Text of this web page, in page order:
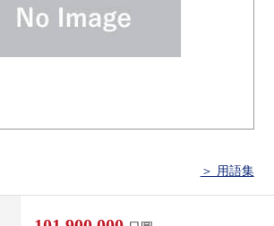
＞ 用語集